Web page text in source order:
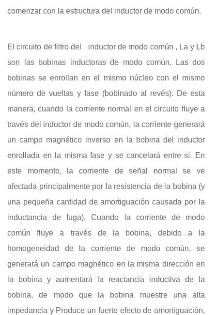
comenzar con la estructura del inductor de modo común.
El circuito de filtro del inductor de modo común , La y Lb
son las bobinas inductoras de modo común. Las dos
bobinas se enrollan en el mismo núcleo con el mismo
número de vueltas y fase (bobinado al revés). De esta
manera, cuando la corriente normal en el circuito fluye a
través del inductor de modo común, la corriente generará
un campo magnético inverso en la bobina del inductor
enrollada en la misma fase y se cancelará entre sí. En
este momento, la corriente de señal normal se ve
afectada principalmente por la resistencia de la bobina (y
una pequeña cantidad de amortiguación causada por la
inductancia de fuga). Cuando la corriente de modo
común fluye a través de la bobina, debido a la
homogeneidad de la corriente de modo común, se
generará un campo magnético en la misma dirección en
la bobina y aumentará la reactancia inductiva de la
bobina, de modo que la bobina muestre una alta
impedancia y Produce un fuerte efecto de amortiguación,